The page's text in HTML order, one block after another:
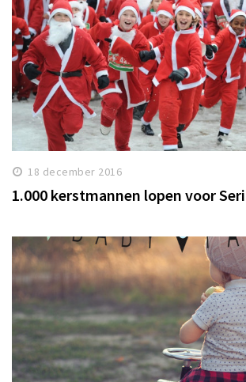
18 december 2016
1.000 kerstmannen lopen voor